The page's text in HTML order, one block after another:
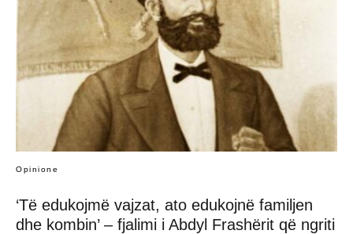
Opinione
‘Të edukojmë vajzat, ato edukojnë familjen
dhe kombin’ – fjalimi i Abdyl Frashërit që ngriti